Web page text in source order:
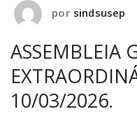
por sindsusep
ASSEMBLEIA
10/03/2026.